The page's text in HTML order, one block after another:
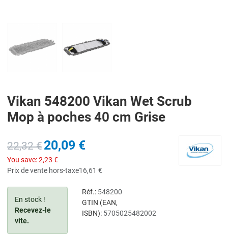
Vikan 548200 Vikan Wet Scrub
Mop à poches 40 cm Grise
22,32 €20,09 €
You save:2,23 €
Prix de vente hors-taxe16,61 €
En stock !
Recevez-le
vite.
Réf.: 548200
GTIN (EAN,
ISBN): 5705025482002